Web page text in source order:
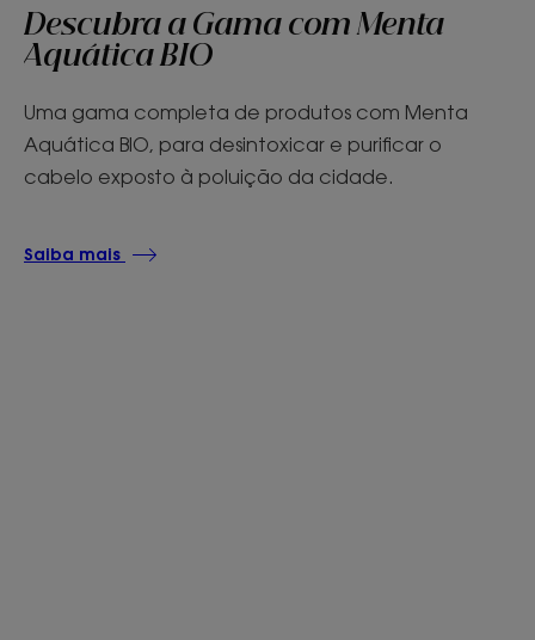
Descubra a Gama com Menta
Aquática BIO
Uma gama completa de produtos com Menta
Aquática BIO, para desintoxicar e purificar o
cabelo exposto à poluição da cidade.
Saiba mais